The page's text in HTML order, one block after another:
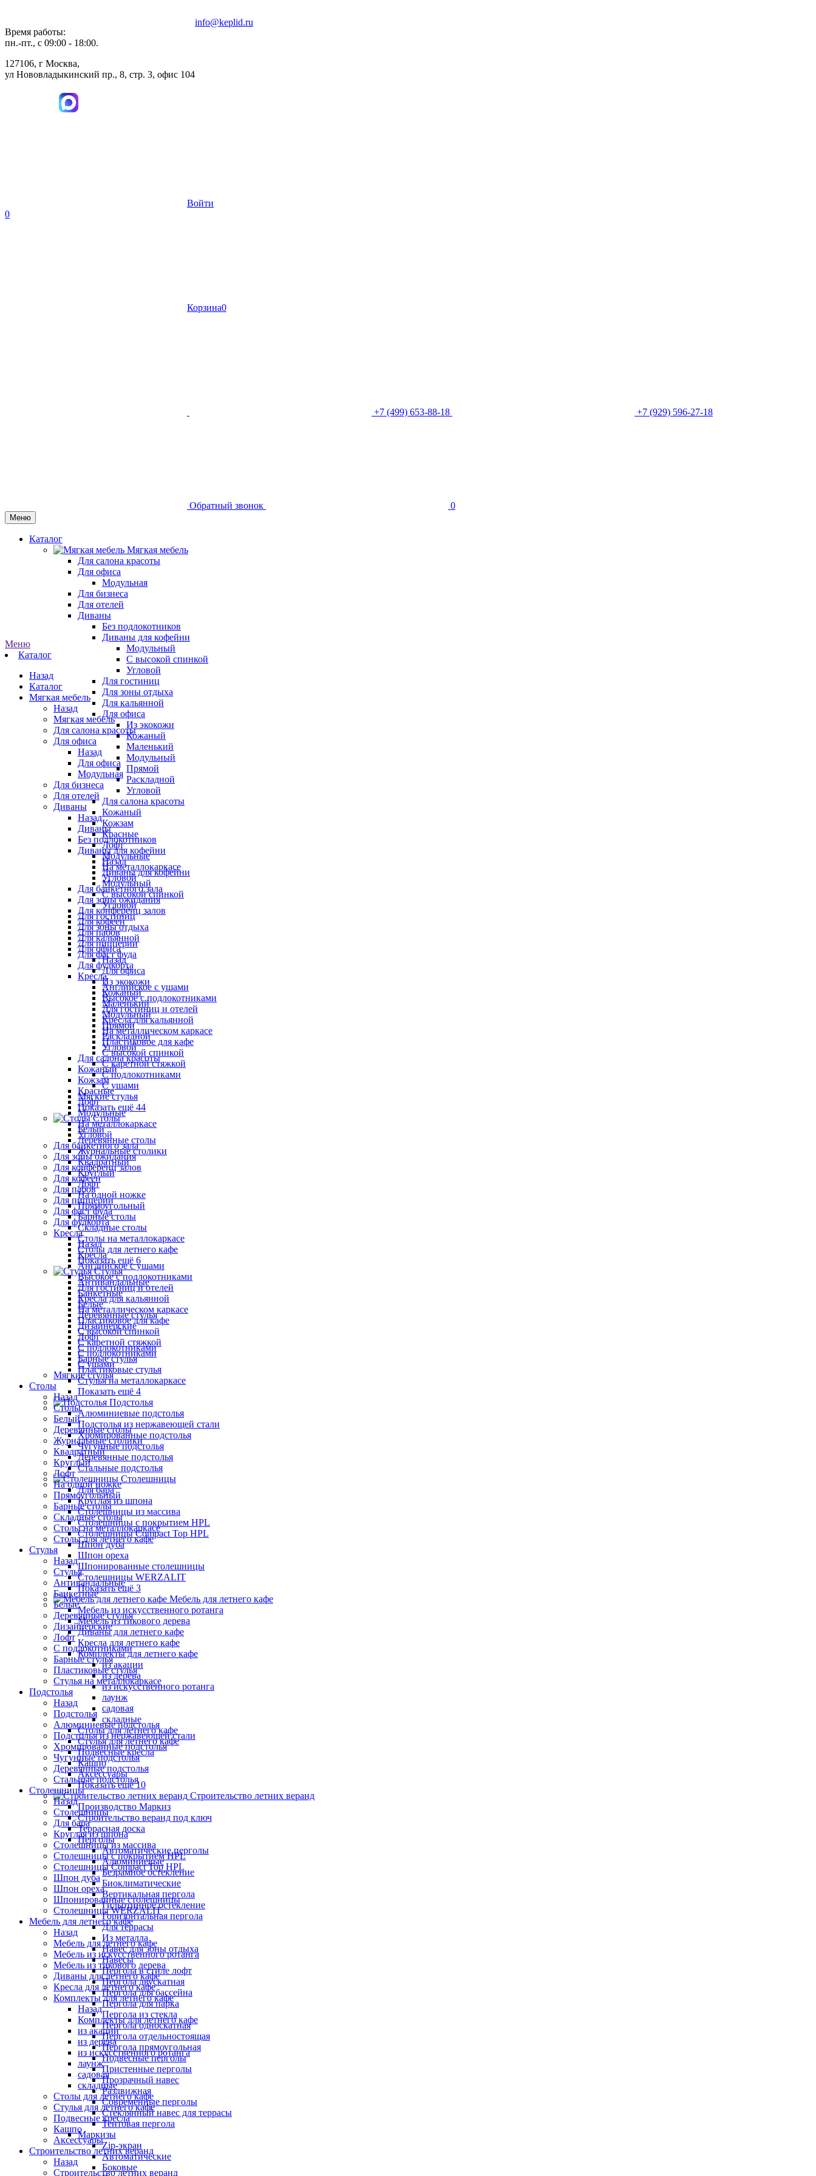
Время работы:
пн.-пт., с 09:00 - 18:00.
127106, г Москва,
ул Нововладыкинский пр., 8, стр. 3, офис 104
info@keplid.ru
Войти
0
Корзина0
+7 (499) 653-88-18 +7 (929) 596-27-18
Обратный звонок 0
Меню
Каталог
Мягкая мебель
Для салона красоты
Для офиса
Модульная
Для бизнеса
Для отелей
Диваны
Без подлокотников
Диваны для кофейни
Модульный
С высокой спинкой
Угловой
Для гостиниц
Для зоны отдыха
Для кальянной
Для офиса
Из экокожи
Кожаный
Маленький
Модульный
Прямой
Раскладной
Угловой
Для салона красоты
Кожаный
Кожзам
Красные
Лофт
Модульные
На металлокаркасе
Угловой
Для банкетного зала
Для зоны ожидания
Для конференц залов
Для кофеен
Для пабов
Для пиццерии
Для фаст фуда
Для фудкорта
Кресла
Английское с ушами
Высокое с подлокотниками
Для гостиниц и отелей
Кресла для кальянной
На металлическом каркасе
Пластиковое для кафе
С высокой спинкой
С каретной стяжкой
С подлокотниками
С ушами
Мягкие стулья
Показать ещё 44
Столы
Белый
Деревянные столы
Журнальные столики
Квадратный
Круглый
Лофт
На одной ножке
Прямоугольный
Барные столы
Складные столы
Столы на металлокаркасе
Столы для летнего кафе
Показать ещё 6
Стулья
Антивандальные
Банкетные
Белые
Деревянные стулья
Дизайнерские
Лофт
С подлокотниками
Барные стулья
Пластиковые стулья
Стулья на металлокаркасе
Показать ещё 4
Подстолья
Алюминиевые подстолья
Подстолья из нержавеющей стали
Хромированные подстолья
Чугунные подстолья
Деревянные подстолья
Стальные подстолья
Столешницы
Для бара
Круглая из шпона
Столешницы из массива
Столешницы с покрытием HPL
Столешницы Сompact Top HPL
Шпон дуба
Шпон ореха
Шпонированные столешницы
Столешницы WERZALIT
Показать ещё 3
Мебель для летнего кафе
Мебель из искусственного ротанга
Мебель из тикового дерева
Диваны для летнего кафе
Кресла для летнего кафе
Комплекты для летнего кафе
из акации
из дерева
из искусственного ротанга
лаунж
садовая
складные
Столы для летнего кафе
Стулья для летнего кафе
Подвесные кресла
Кашпо
Аксессуары
Показать ещё 10
Строительство летних веранд
Производство Маркиз
Строительство веранд под ключ
Террасная доска
Перголы
Автоматические перголы
Алюминиевые
Безрамное остекление
Биоклиматические
Вертикальная пергола
Гильотинное остекление
Горизонтальная пергола
Для террасы
Из металла
Навес для зоны отдыха
Навесы
Пергола в стиле лофт
Пергола двускатная
Пергола для бассейна
Пергола для парка
Пергола из стекла
Пергола односкатная
Пергола отдельностоящая
Пергола прямоугольная
Подвесные перголы
Пристенные перголы
Прозрачный навес
Раздвижная
Современные перголы
Стеклянный навес для террасы
Тентовая пергола
Маркизы
Zip-экран
Автоматические
Боковые
Меню
Каталог
Назад
Каталог
Мягкая мебель
Назад
Мягкая мебель
Для салона красоты
Для офиса
Назад
Для офиса
Модульная
Для бизнеса
Для отелей
Диваны
Назад
Диваны
Без подлокотников
Диваны для кофейни
Назад
Диваны для кофейни
Модульный
С высокой спинкой
Угловой
Для гостиниц
Для зоны отдыха
Для кальянной
Для офиса
Назад
Для офиса
Из экокожи
Кожаный
Маленький
Модульный
Прямой
Раскладной
Угловой
Для салона красоты
Кожаный
Кожзам
Красные
Лофт
Модульные
На металлокаркасе
Угловой
Для банкетного зала
Для зоны ожидания
Для конференц залов
Для кофеен
Для пабов
Для пиццерии
Для фаст фуда
Для фудкорта
Кресла
Назад
Кресла
Английское с ушами
Высокое с подлокотниками
Для гостиниц и отелей
Кресла для кальянной
На металлическом каркасе
Пластиковое для кафе
С высокой спинкой
С каретной стяжкой
С подлокотниками
С ушами
Мягкие стулья
Столы
Назад
Столы
Белый
Деревянные столы
Журнальные столики
Квадратный
Круглый
Лофт
На одной ножке
Прямоугольный
Барные столы
Складные столы
Столы на металлокаркасе
Столы для летнего кафе
Стулья
Назад
Стулья
Антивандальные
Банкетные
Белые
Деревянные стулья
Дизайнерские
Лофт
С подлокотниками
Барные стулья
Пластиковые стулья
Стулья на металлокаркасе
Подстолья
Назад
Подстолья
Алюминиевые подстолья
Подстолья из нержавеющей стали
Хромированные подстолья
Чугунные подстолья
Деревянные подстолья
Стальные подстолья
Столешницы
Назад
Столешницы
Для бара
Круглая из шпона
Столешницы из массива
Столешницы с покрытием HPL
Столешницы Сompact Top HPL
Шпон дуба
Шпон ореха
Шпонированные столешницы
Столешницы WERZALIT
Мебель для летнего кафе
Назад
Мебель для летнего кафе
Мебель из искусственного ротанга
Мебель из тикового дерева
Диваны для летнего кафе
Кресла для летнего кафе
Комплекты для летнего кафе
Назад
Комплекты для летнего кафе
из акации
из дерева
из искусственного ротанга
лаунж
садовая
складные
Столы для летнего кафе
Стулья для летнего кафе
Подвесные кресла
Кашпо
Аксессуары
Строительство летних веранд
Назад
Строительство летних веранд